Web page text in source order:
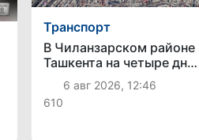
Транспорт
В Чиланзарском районе
Ташкента на четыре дня
ограничат движение на
участке Малой
кольцевой дороги
6 авг 2026, 12:46
610